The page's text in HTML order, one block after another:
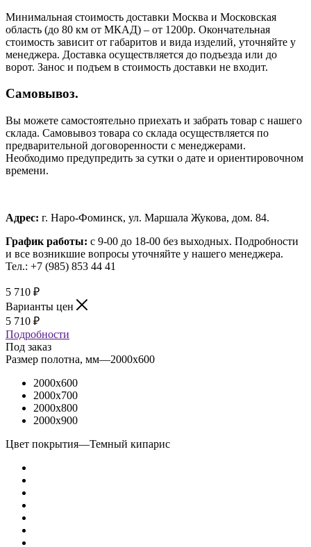
Минимальная стоимость доставки Москва и Московская
область (до 80 км от МКАД) – от 1200р. Окончательная
стоимость зависит от габаритов и вида изделий, уточняйте у
менеджера. Доставка осуществляется до подъезда или до
ворот. Занос и подъем в стоимость доставки не входит.
Самовывоз.
Вы можете самостоятельно приехать и забрать товар с нашего
склада. Самовывоз товара со склада осуществляется по
предварительной договоренности с менеджерами.
Необходимо предупредить за сутки о дате и ориентировочном
времени.
Адрес: г. Наро-Фоминск, ул. Маршала Жукова, дом. 84.
График работы: с 9-00 до 18-00 без выходных. Подробности
и все возникшие вопросы уточняйте у нашего менеджера.
Тел.: +7 (985) 853 44 41
5 710 ₽
Варианты цен
5 710 ₽
Подробности
Под заказ
Размер полотна, мм—2000x600
2000x600
2000x700
2000x800
2000x900
Цвет покрытия—Темный кипарис